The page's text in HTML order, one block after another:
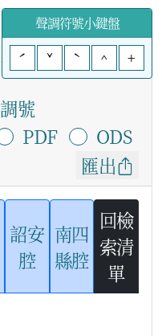
聲調符號小鍵盤
ˊ
ˇ ˋ ^ +
調號
PDF
ODS
匯出
詔安
腔
南四
縣腔
回檢
索清
單